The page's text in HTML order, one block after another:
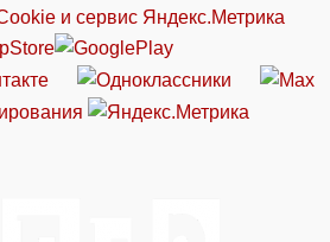
и сервиc Яндекс.Метрика